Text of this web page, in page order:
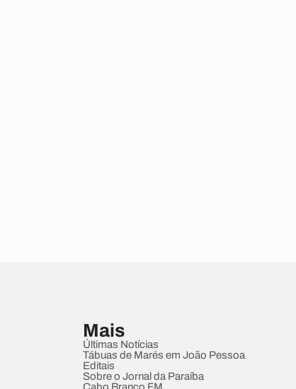
Mais
Últimas Notícias
Tábuas de Marés em João Pessoa
Editais
Sobre o Jornal da Paraíba